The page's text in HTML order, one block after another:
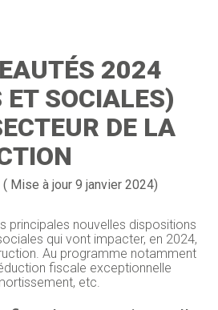
2024
SOCIALES)
DE LA
( Mise à jour 9 janvier 2024)
principales nouvelles dispositions
qui vont impacter, en 2024,
Au programme notamment
fiscale exceptionnelle
etc.